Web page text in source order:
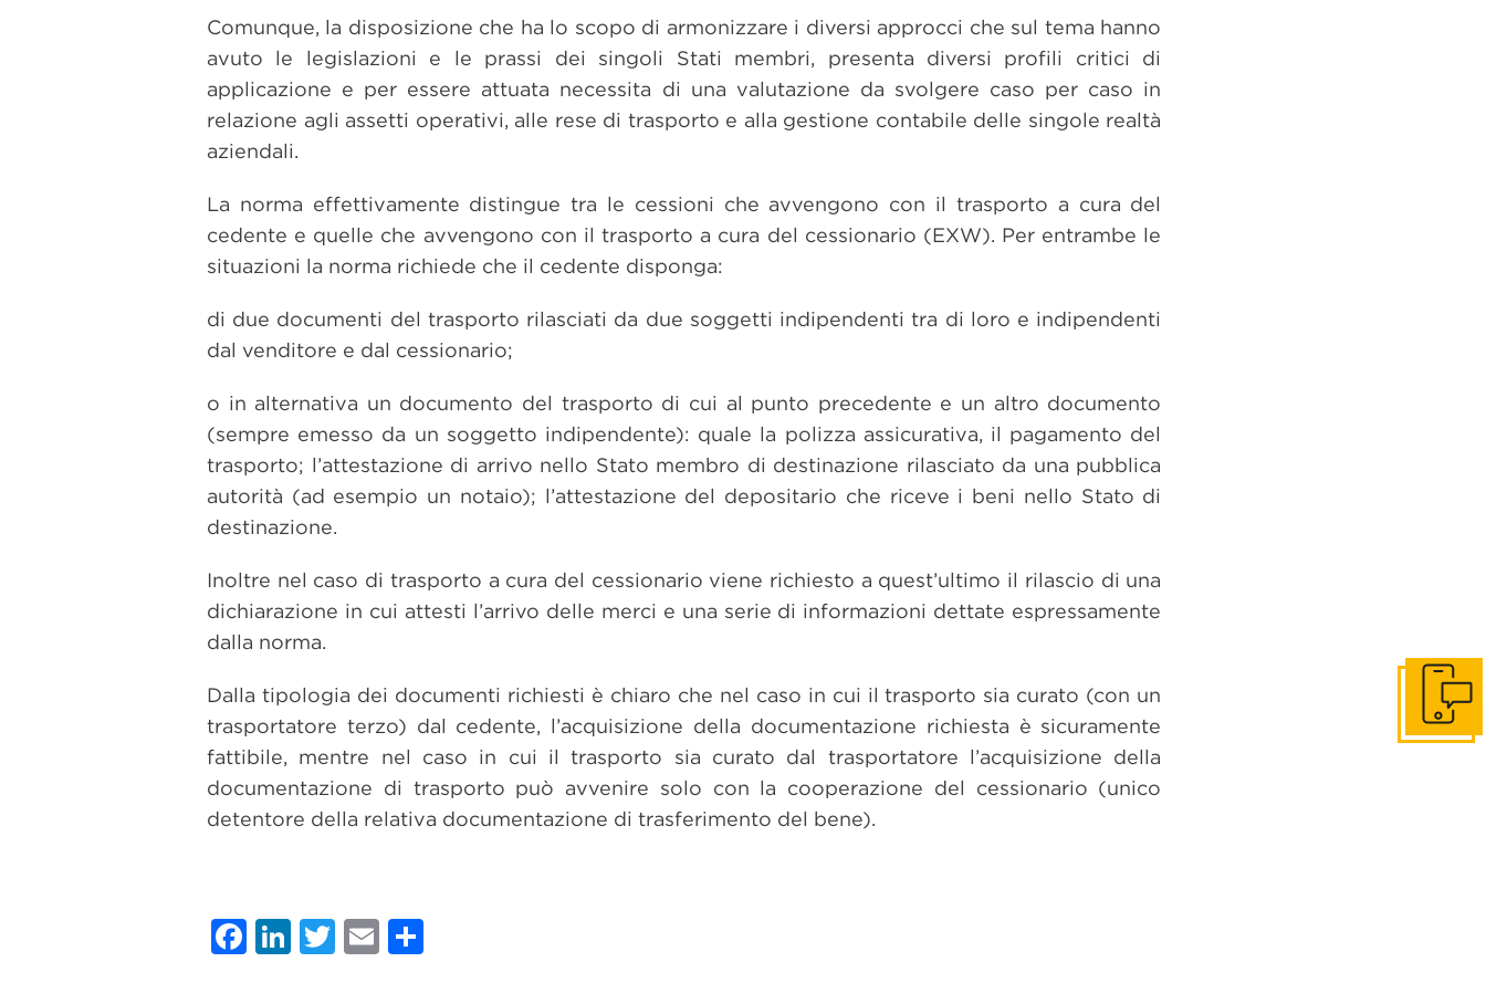
Comunque, la disposizione che ha lo scopo di armonizzare i diversi approcci che sul tema hanno
avuto le legislazioni e le prassi dei singoli Stati membri, presenta diversi profili critici di
applicazione e per essere attuata necessita di una valutazione da svolgere caso per caso in
relazione agli assetti operativi, alle rese di trasporto e alla gestione contabile delle singole realtà
aziendali.
La norma effettivamente distingue tra le cessioni che avvengono con il trasporto a cura del
cedente e quelle che avvengono con il trasporto a cura del cessionario (EXW). Per entrambe le
situazioni la norma richiede che il cedente disponga:
di due documenti del trasporto rilasciati da due soggetti indipendenti tra di loro e indipendenti
dal venditore e dal cessionario;
o in alternativa un documento del trasporto di cui al punto precedente e un altro documento
(sempre emesso da un soggetto indipendente): quale la polizza assicurativa, il pagamento del
trasporto; l’attestazione di arrivo nello Stato membro di destinazione rilasciato da una pubblica
autorità (ad esempio un notaio); l’attestazione del depositario che riceve i beni nello Stato di
destinazione.
Inoltre nel caso di trasporto a cura del cessionario viene richiesto a quest’ultimo il rilascio di una
dichiarazione in cui attesti l’arrivo delle merci e una serie di informazioni dettate espressamente
dalla norma.
Dalla tipologia dei documenti richiesti è chiaro che nel caso in cui il trasporto sia curato (con un
trasportatore terzo) dal cedente, l’acquisizione della documentazione richiesta è sicuramente
fattibile, mentre nel caso in cui il trasporto sia curato dal trasportatore l’acquisizione della
documentazione di trasporto può avvenire solo con la cooperazione del cessionario (unico
detentore della relativa documentazione di trasferimento del bene).
Facebook
LinkedIn
Twitter
Email
Get in